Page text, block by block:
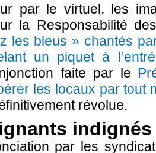
par le virtuel, les
la Responsabilité
les bleus » chantés
un piquet à
faite par le
les locaux par tout
révolue.
indignés
par les